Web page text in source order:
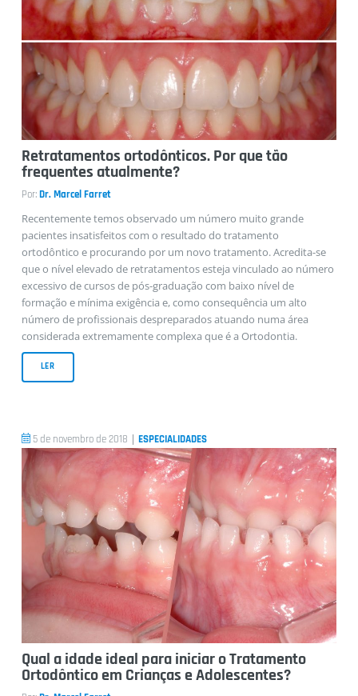
Retratamentos ortodônticos. Por que tão
frequentes atualmente?
Por:Dr. Marcel Farret
Recentemente temos observado um número muito grande
pacientes insatisfeitos com o resultado do tratamento
ortodôntico e procurando por um novo tratamento. Acredita-se
que o nível elevado de retratamentos esteja vinculado ao número
excessivo de cursos de pós-graduação com baixo nível de
formação e mínima exigência e, como consequência um alto
número de profissionais despreparados atuando numa área
considerada extremamente complexa que é a Ortodontia.
LER
5 de novembro de 2018 |ESPECIALIDADES
Qual a idade ideal para iniciar o Tratamento
Ortodôntico em Crianças e Adolescentes?